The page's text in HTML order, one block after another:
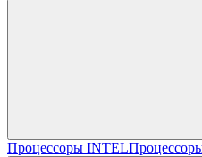
Процессоры INTEL